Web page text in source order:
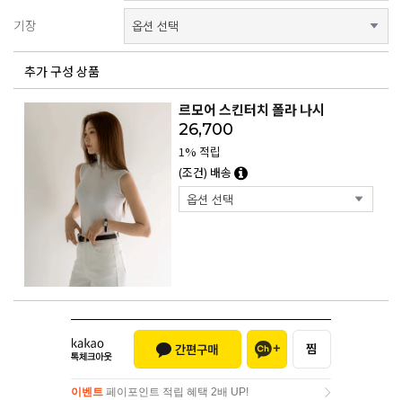
기장
추가 구성 상품
르모어 스킨터치 폴라 나시
26,700
1% 적립
(조건) 배송
이벤트 페이포인트 적립 혜택 2배 UP!